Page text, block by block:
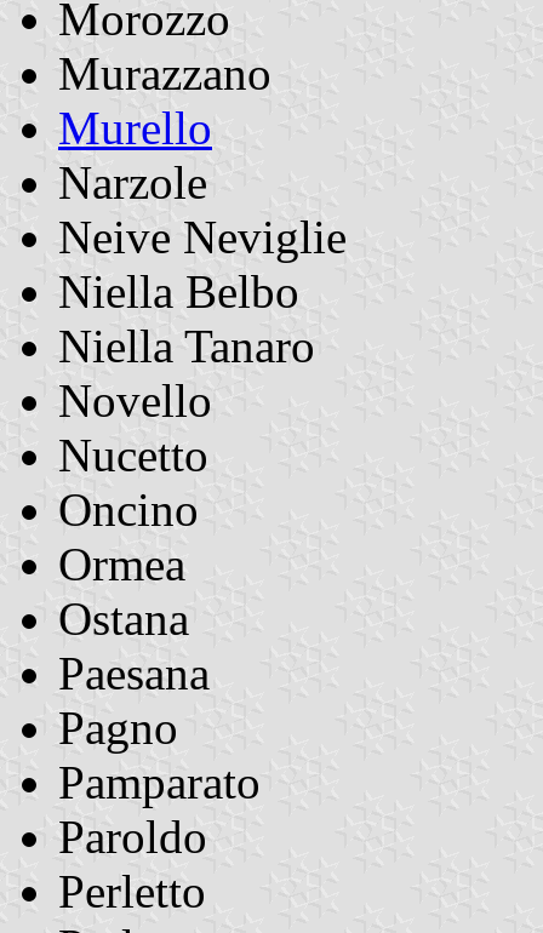
Morozzo
Murazzano
Murello
Narzole
Neive Neviglie
Niella Belbo
Niella Tanaro
Novello
Nucetto
Oncino
Ormea
Ostana
Paesana
Pagno
Pamparato
Paroldo
Perletto